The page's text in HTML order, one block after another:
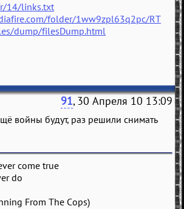
14/links.txt
folder/1ww9zpl63q2pc/RT
dump/filesDump.html
91, 30 Апреля 10 13:09
войны будут, раз решили снимать
come true
do
From The Cops)